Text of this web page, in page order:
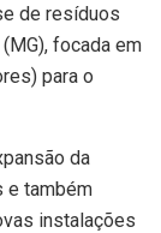
de resíduos
focada em
para o
da
e também
instalações